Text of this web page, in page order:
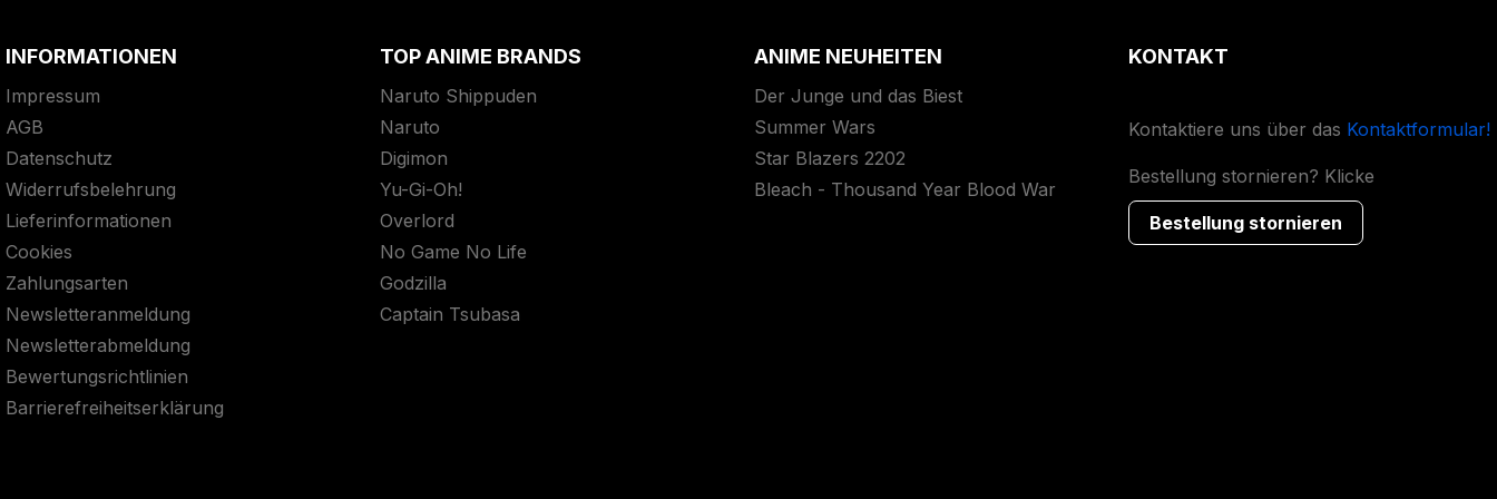
INFORMATIONEN
Impressum
AGB
Datenschutz
Widerrufsbelehrung
Lieferinformationen
Cookies
Zahlungsarten
Newsletteranmeldung
Newsletterabmeldung
Bewertungsrichtlinien
Barrierefreiheitserklärung
TOP ANIME BRANDS
Naruto Shippuden
Naruto
Digimon
Yu-Gi-Oh!
Overlord
No Game No Life
Godzilla
Captain Tsubasa
ANIME NEUHEITEN
Der Junge und das Biest
Summer Wars
Star Blazers 2202
Bleach - Thousand Year Blood War
KONTAKT
Kontaktiere uns über das Kontaktformular!
Bestellung stornieren? Klicke
Bestellung stornieren